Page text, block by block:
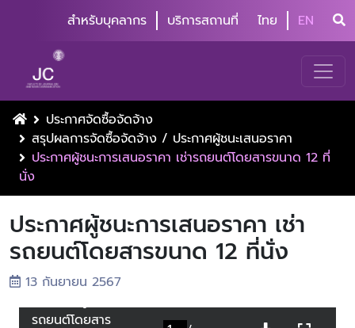
สำหรับบุคลากร บริการสถานที่ ไทย EN
ประกาศจัดซื้อจัดจ้าง
สรุปผลการจัดซื้อจัดจ้าง / ประกาศผู้ชนะเสนอราคา
ประกาศผู้ชนะการเสนอราคา เช่ารถยนต์โดยสารขนาด 12 ที่
นั่ง
ประกาศผู้ชนะการเสนอราคา เช่า
รถยนต์โดยสารขนาด 12 ที่นั่ง
13 กันยายน 2567